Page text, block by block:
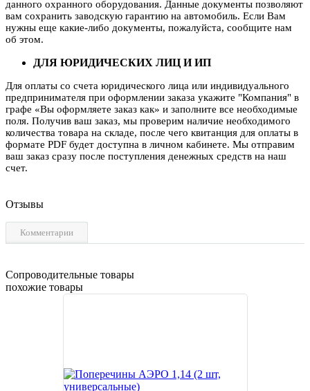
данного охранного оборудования. Данные документы позволяют
вам сохранить заводскую гарантию на автомобиль. Если Вам
нужны еще какие-либо документы, пожалуйста, сообщите нам
об этом.
ДЛЯ ЮРИДИЧЕСКИХ ЛИЦ И ИП
Для оплаты со счета юридического лица или индивидуального
предпринимателя при оформлении заказа укажите "Компания" в
графе «Вы оформляете заказ как» и заполните все необходимые
поля. Получив ваш заказ, мы проверим наличие необходимого
количества товара на складе, после чего квитанция для оплаты в
формате PDF будет доступна в личном кабинете. Мы отправим
ваш заказ сразу после поступления денежных средств на наш
счет.
Отзывы
Комментарии
Сопроводительные товары
похожие товары